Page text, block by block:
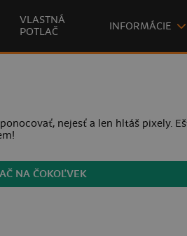
VLASTNÁ
POTLAČ
INFORMÁCIE
nejesť a len hltáš pixely.
NA ČOKOĽVEK